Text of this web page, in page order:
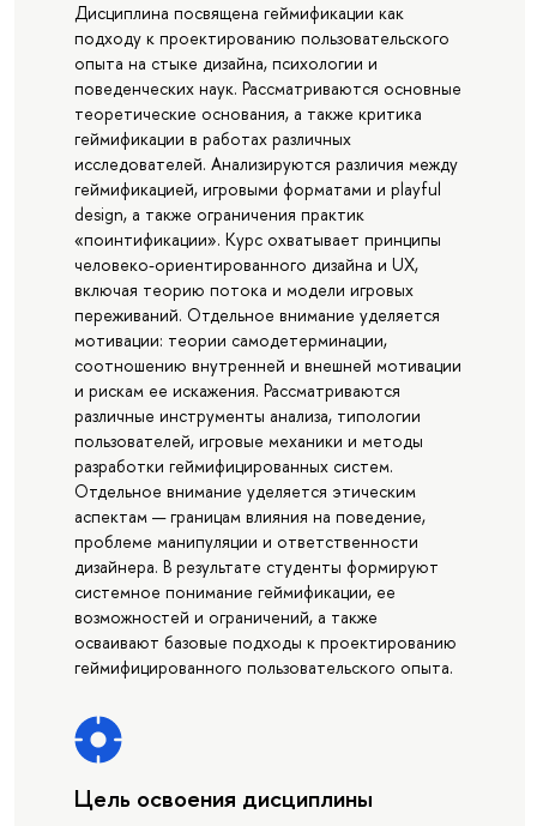
Дисциплина посвящена геймификации как
подходу к проектированию пользовательского
опыта на стыке дизайна, психологии и
поведенческих наук. Рассматриваются основные
теоретические основания, а также критика
геймификации в работах различных
исследователей. Анализируются различия между
геймификацией, игровыми форматами и playful
design, а также ограничения практик
«поинтификации». Курс охватывает принципы
человеко-ориентированного дизайна и UX,
включая теорию потока и модели игровых
переживаний. Отдельное внимание уделяется
мотивации: теории самодетерминации,
соотношению внутренней и внешней мотивации
и рискам ее искажения. Рассматриваются
различные инструменты анализа, типологии
пользователей, игровые механики и методы
разработки геймифицированных систем.
Отдельное внимание уделяется этическим
аспектам — границам влияния на поведение,
проблеме манипуляции и ответственности
дизайнера. В результате студенты формируют
системное понимание геймификации, ее
возможностей и ограничений, а также
осваивают базовые подходы к проектированию
геймифицированного пользовательского опыта.
Цель освоения дисциплины